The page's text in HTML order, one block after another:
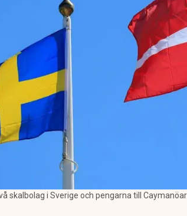
skalbolag i Sverige och pengarna till